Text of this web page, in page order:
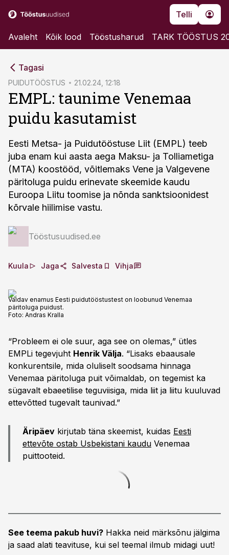
Telli
Avaleht Kõik lood Tööstusharud TARK TÖÖSTUS
Tagasi
PUIDUTÖÖSTUS 21.02.24, 12:18
EMPL: taunime Venemaa
puidu kasutamist
Eesti Metsa- ja Puidutööstuse Liit (EMPL) teeb
juba enam kui aasta aega Maksu- ja Tolliametiga
(MTA) koostööd, võitlemaks Vene ja Valgevene
päritoluga puidu erinevate skeemide kaudu
Euroopa Liitu toomise ja nõnda sanktsioonidest
kõrvale hiilimise vastu.
Tööstusuudised.ee
Kuula Jaga Salvesta Vihja
Valdav enamus Eesti puidutööstustest on loobunud Venemaa
päritoluga puidust.
Foto: Andras Kralla
“Probleem ei ole suur, aga see on olemas,” ütles
EMPLi tegevjuht Henrik Välja. “Lisaks ebaausale
konkurentsile, mida oluliselt soodsama hinnaga
Venemaa päritoluga puit võimaldab, on tegemist ka
sügavalt ebaeetilise teguviisiga, mida liit ja liitu kuuluvad
ettevõtted tugevalt taunivad.”
Äripäev kirjutab täna skeemist, kuidas Eesti
ettevõte ostab Usbekistani kaudu Venemaa
puittooteid.
See teema pakub huvi? Hakka neid märksõnu jälgima
ja saad alati teavituse, kui sel teemal ilmub midagi uut!